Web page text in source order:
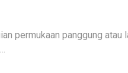
permukaan panggung atau